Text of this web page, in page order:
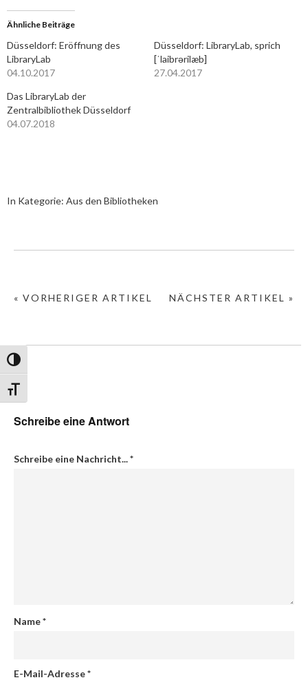
Umschalten auf hohe Kontraste
Schrift vergrößern
Ähnliche Beiträge
Düsseldorf: Eröffnung des
LibraryLab
04.10.2017
Düsseldorf: LibraryLab, sprich
[ˈlaibrərilæb]
27.04.2017
Das LibraryLab der
Zentralbibliothek Düsseldorf
04.07.2018
In Kategorie: Aus den Bibliotheken
NÄCHSTER ARTIKEL »
« VORHERIGER ARTIKEL
Schreibe eine Antwort
Schreibe eine Nachricht...*
Name*
E-Mail-Adresse*